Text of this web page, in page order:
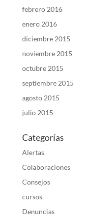
febrero 2016
enero 2016
diciembre 2015
noviembre 2015
octubre 2015
septiembre 2015
agosto 2015
julio 2015
Categorías
Alertas
Colaboraciones
Consejos
cursos
Denuncias